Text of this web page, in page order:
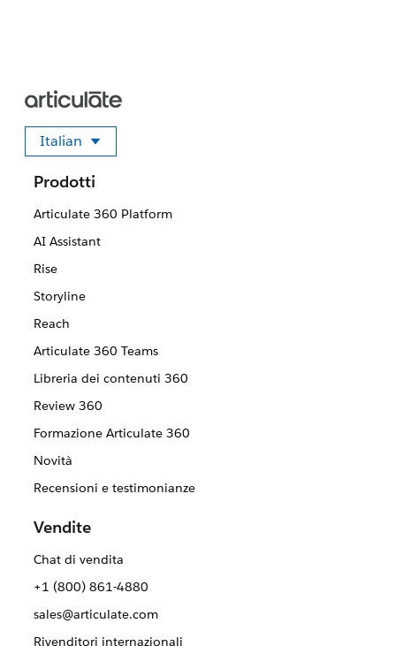
Italian
Seleziona la tua lingua
Prodotti
Articulate 360 Platform
AI Assistant
Rise
Storyline
Reach
Articulate 360 Teams
Libreria dei contenuti 360
Review 360
Formazione Articulate 360
Novità
Recensioni e testimonianze
Vendite
Chat di vendita
+1 (800) 861-4880
sales@articulate.com
Rivenditori internazionali